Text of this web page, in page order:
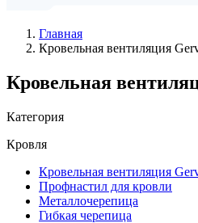
Главная
Кровельная вентиляция
Кровельная
Категория
Кровля
Кровельная вентиляция
Профнастил для кровли
Металлочерепица
Гибкая черепица